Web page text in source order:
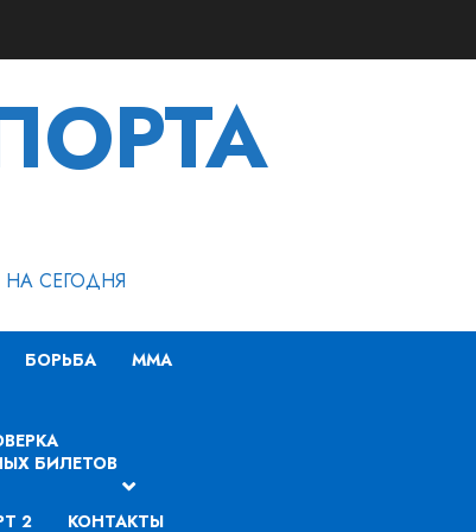
СЕГОДНЯ
БОРЬБА MMA
БИЛЕТОВ
2 КОНТАКТЫ